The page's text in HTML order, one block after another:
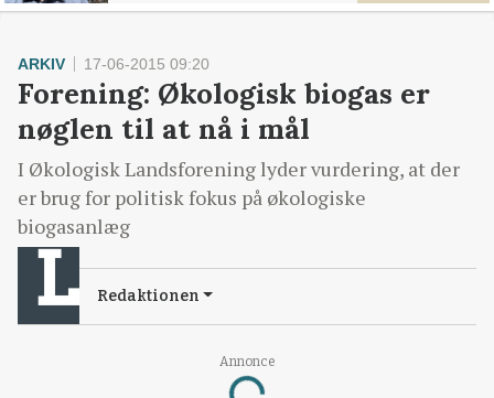
Annonce
ARKIV 17-06-2015 09:20
Forening: Økologisk biogas er
nøglen til at nå i mål
I Økologisk Landsforening lyder vurdering, at der
er brug for politisk fokus på økologiske
biogasanlæg
Redaktionen